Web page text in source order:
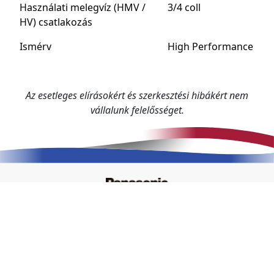
Használati melegvíz (HMV /
HV) csatlakozás
3/4 coll
Ismérv High Performance
Az esetleges elírásokért és szerkesztési hibákért nem
vállalunk felelősséget.